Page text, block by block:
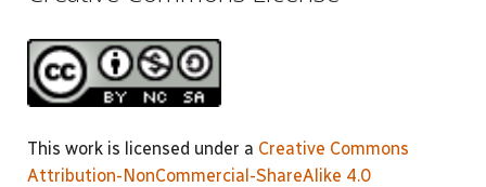
This work is licensed under a Creative Commons
Attribution-NonCommercial-ShareAlike 4.0